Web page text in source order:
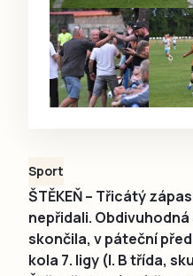
Sport
ŠTĚKEŇ – Třicátý
nepřidali.
skončila, v páteční
kola 7. ligy (I. B třída,